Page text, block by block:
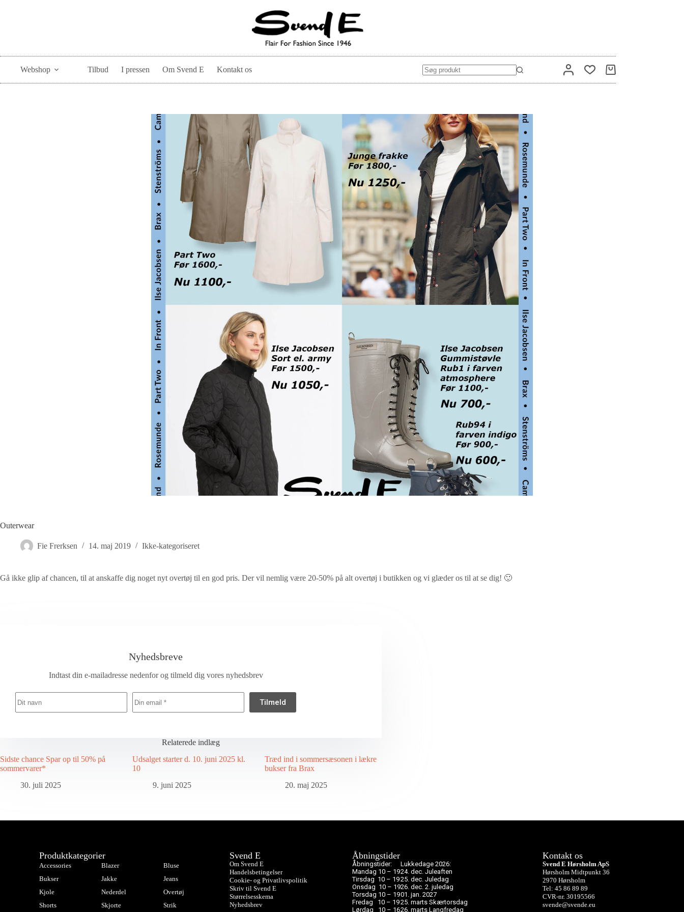
Webshop Tilbud I pressen Om Svend E Kontakt os
Outerwear
Fie Frerksen 14. maj 2019 Ikke-kategoriseret
Gå ikke glip af chancen, til at anskaffe dig noget nyt overtøj til en god pris. Der vil nemlig være 20-50% på alt overtøj i butikken og vi glæder os til at se dig! 🙂
Nyhedsbreve
Indtast din e-mailadresse nedenfor og tilmeld dig vores nyhedsbrev
Tilmeld
Relaterede indlæg
Sidste chance Spar op til 50% på
sommervarer*
30. juli 2025
Udsalget starter d. 10. juni 2025 kl.
10
9. juni 2025
Træd ind i sommersæsonen i lækre
bukser fra Brax
20. maj 2025
Produktkategorier
Accessories Blazer
Bluse
Bukser
Jakke
Jeans
Kjole
Nederdel
Overtøj
Shorts
Skjorte Strik
Svend E
Om Svend E
Handelsbetingelser
Cookie- og Privatlivspolitik
Skriv til Svend E
Størrelsesskema
Nyhedsbrev
Åbningstider
Åbningstider:
Mandag 10 – 19
Tirsdag 10 – 19
Onsdag 10 – 19
Torsdag 10 – 19
Fredag 10 – 19
Lørdag 10 – 16
Lukkedage 2026:
24. dec. Juleaften
25. dec. Juledag
26. dec. 2. juledag
01. jan. 2027
25. marts Skærtorsdag
26. marts Langfredag
Kontakt os
Svend E Hørsholm ApS
Hørsholm Midtpunkt 36
2970 Hørsholm
Tel: 45 86 89 89
CVR-nr. 30195566
svende@svende.eu